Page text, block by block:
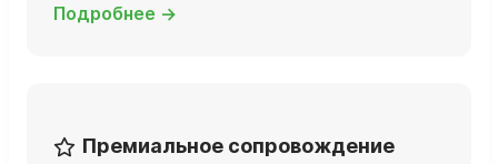
Подробнее →
Премиальное сопровождение